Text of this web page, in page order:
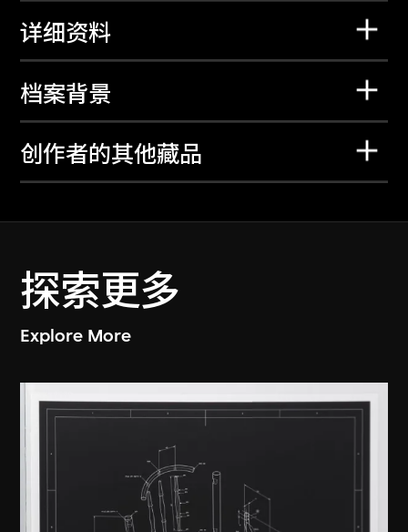
详细资料
档案背景
创作者的其他藏品
探索更多
Explore More